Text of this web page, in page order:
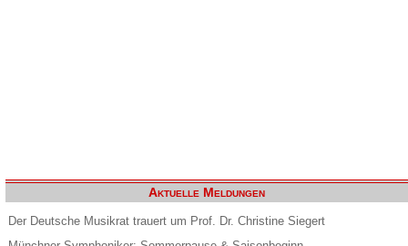
Aktuelle Meldungen
Der Deutsche Musikrat trauert um Prof. Dr. Christine Siegert